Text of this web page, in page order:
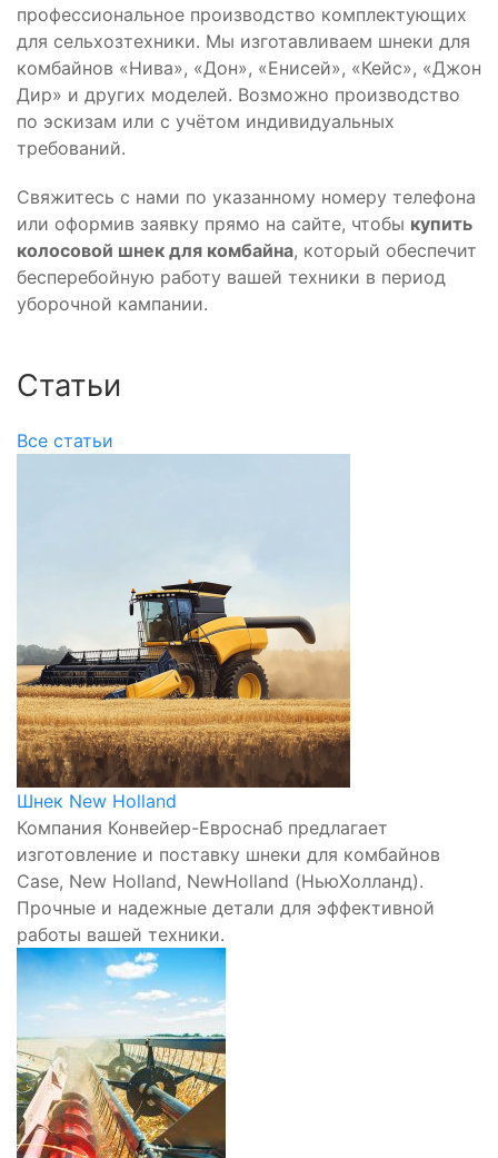
профессиональное производство комплектующих
для сельхозтехники. Мы изготавливаем шнеки для
комбайнов «Нива», «Дон», «Енисей», «Кейс», «Джон
Дир» и других моделей. Возможно производство
по эскизам или с учётом индивидуальных
требований.
Свяжитесь с нами по указанному номеру телефона
или оформив заявку прямо на сайте, чтобы купить
колосовой шнек для комбайна, который обеспечит
бесперебойную работу вашей техники в период
уборочной кампании.
Статьи
Все статьи
Шнек New Holland
Компания Конвейер-Евроснаб предлагает
изготовление и поставку шнеки для комбайнов
Case, New Holland, NewHolland (НьюХолланд).
Прочные и надежные детали для эффективной
работы вашей техники.